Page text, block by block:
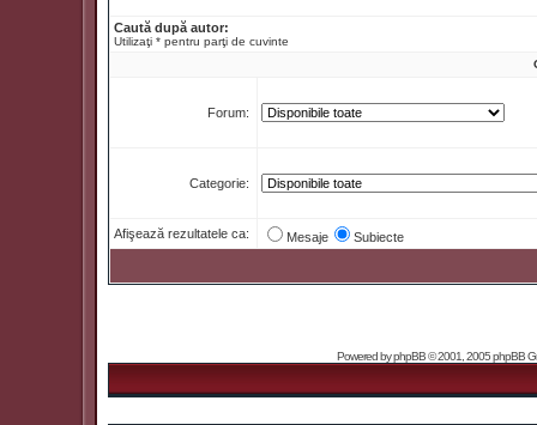
Caută după autor:
Utilizaţi * pentru parţi de cuvinte
Forum:
Categorie:
Afişează rezultatele ca: Mesaje Subiecte
Powered byphpBB© 2001, 2005 phpBB